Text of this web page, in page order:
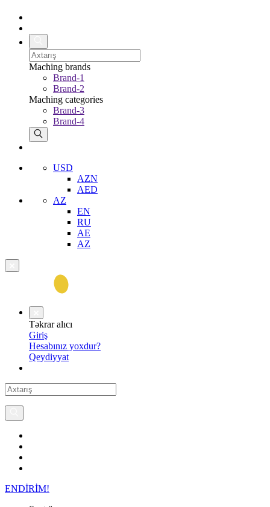
Maching brands
Brand-1
Brand-2
Maching categories
Brand-3
Brand-4
USD
AZN
AED
AZ
EN
RU
AE
AZ
Təkrar alıcı
Giriş
Hesabınız yoxdur?
Qeydiyyat
ENDİRİM!